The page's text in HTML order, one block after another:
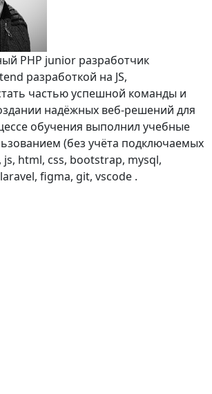
PHP junior разработчик
разработкой на JS,
частью успешной команды и
надёжных веб-решений для
обучения выполнил учебные
(без учёта подключаемых
js, html, css, bootstrap, mysql,
figma, git, vscode .